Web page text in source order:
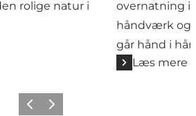
rolige natur i
overnatning i
håndværk og
går hånd i
Læs mere
Forrige billede
Næste billede